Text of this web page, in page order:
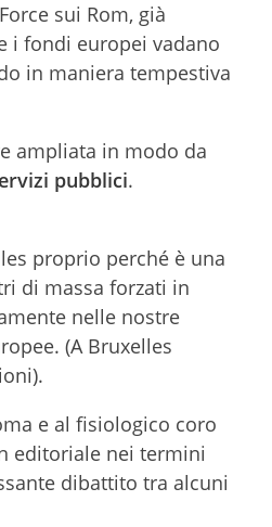
sui Rom, già
i fondi europei vadano
in maniera tempestiva
ampliata in modo da
pubblici.
proprio perché è una
di massa forzati in
nelle nostre
(A Bruxelles
e al fisiologico coro
editoriale nei termini
dibattito tra alcuni